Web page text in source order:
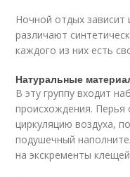
Ночной отдых
различают
каждого из них есть
Натуральные
В эту группу входит
происхождения.
циркуляцию воздуха,
подушечный
на экскременты